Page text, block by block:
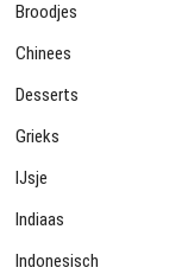
Broodjes
Chinees
Desserts
Grieks
IJsje
Indiaas
Indonesisch